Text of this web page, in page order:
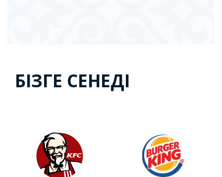
БІЗГЕ СЕНЕДІ